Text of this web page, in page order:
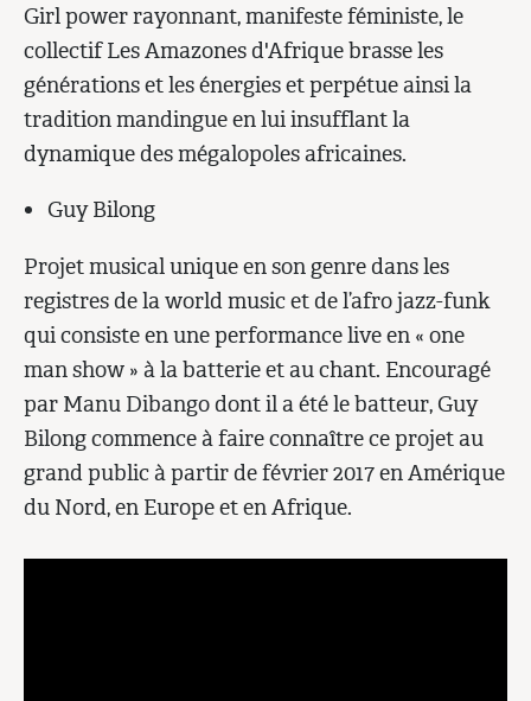
Girl power rayonnant, manifeste féministe, le
collectif Les Amazones d'Afrique brasse les
générations et les énergies et perpétue ainsi la
tradition mandingue en lui insufflant la
dynamique des mégalopoles africaines.
Guy Bilong
Projet musical unique en son genre dans les
registres de la world music et de l’afro jazz-funk
qui consiste en une performance live en « one
man show » à la batterie et au chant. Encouragé
par Manu Dibango dont il a été le batteur, Guy
Bilong commence à faire connaître ce projet au
grand public à partir de février 2017 en Amérique
du Nord, en Europe et en Afrique.